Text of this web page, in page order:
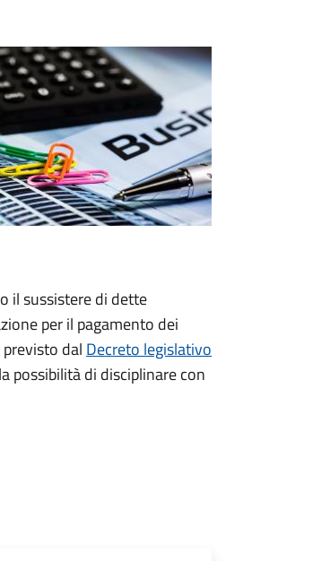
il sussistere di dette
per il pagamento dei
dal Decreto legislativo
possibilità di disciplinare con